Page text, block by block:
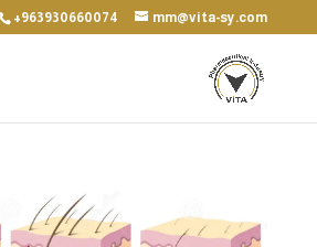
+963930660074 mm@vita-sy.com